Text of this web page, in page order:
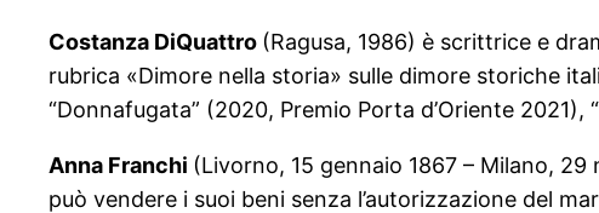
Costanza DiQuattro (Ragusa, 1986) è scrittrice e
rubrica «Dimore nella storia» sulle dimore storiche
“Donnafugata” (2020, Premio Porta d’Oriente
Anna Franchi (Livorno, 15 gennaio 1867 – Milano,
può vendere i suoi beni senza l’autorizzazione del